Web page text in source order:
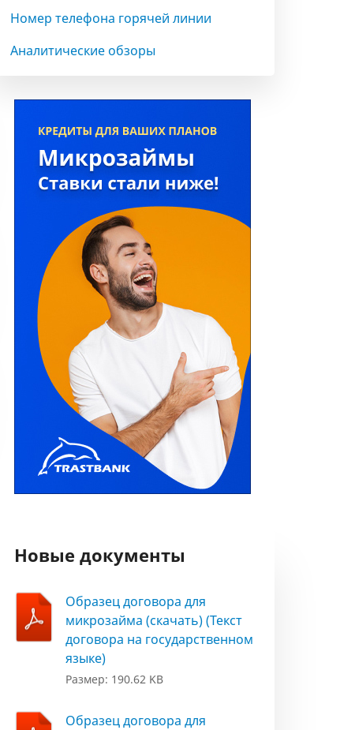
Номер телефона горячей линии
Аналитические обзоры
Новые документы
Образец договора для
микрозайма (скачать) (Текст
договора на государственном
языке)
Размер: 190.62 KB
Образец договора для